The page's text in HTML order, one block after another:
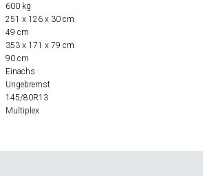
600 kg
251 x 126 x 30 cm
49 cm
353 x 171 x 79 cm
90 cm
Einachs
Ungebremst
145/80R13
Multiplex